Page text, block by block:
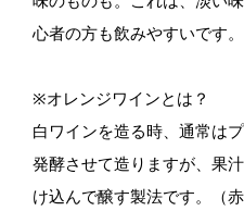
心者の方も飲みやすいです。
※オレンジワインとは？
白ワインを造る時、通常は
発酵させて造りますが、果
け込んで醸す製法です。（